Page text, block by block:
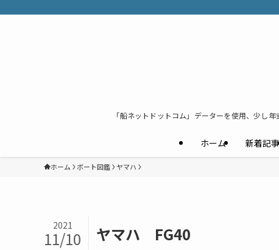
「船ネットドットコム」データーを使用、少し
ホーム 新着記事
ホーム ボート図鑑 ヤマハ
ヤマハ FG40
2021
11/10